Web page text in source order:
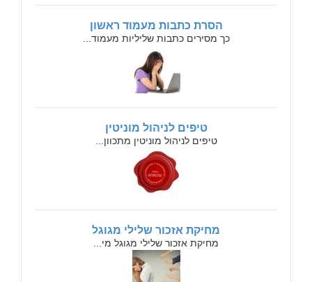
הסרת כתבות מעמוד ראשון
כך מסירים כתבות שליליות מעמוד...
טיפים לניהול מוניטין
טיפים לניהול מוניטין מתכוון...
מחיקת אזכור שלילי מגוגל
מחיקת אזכור שלילי מגוגל מי...